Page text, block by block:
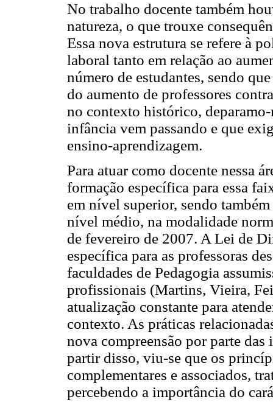
No trabalho docente também
natureza, o que trouxe
Essa nova estrutura se refere à
laboral tanto em relação ao
número de estudantes, sendo
do aumento de professores
no contexto histórico,
infância vem passando e que
ensino-aprendizagem.
Para atuar como docente nessa
formação específica para essa
em nível superior, sendo
nível médio, na modalidade
de fevereiro de 2007. A Lei de
específica para as professoras
faculdades de Pedagogia
profissionais (Martins, Vieira,
atualização constante para
contexto. As práticas
nova compreensão por parte
partir disso, viu-se que os
complementares e associados,
percebendo a importância do